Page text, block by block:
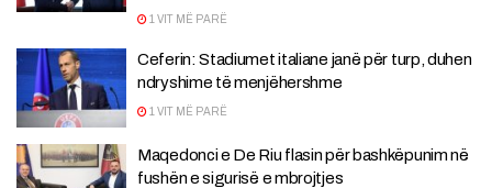
1 VIT MË PARË
Ceferin: Stadiumet italiane janë për turp, duhen
ndryshime të menjëhershme
1 VIT MË PARË
Maqedonci e De Riu flasin për bashkëpunim në
fushën e sigurisë e mbrojtjes